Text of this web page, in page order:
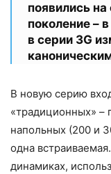
появились
поколение –
в серии 3G
В новую серию
«традиционных» –
напольных (200 и
одна
динамиках,